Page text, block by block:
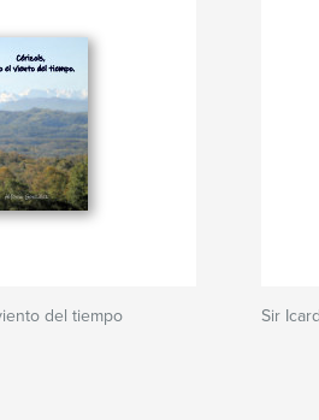
del tiempo Sir